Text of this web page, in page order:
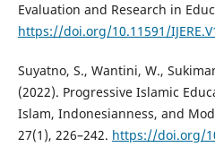
Evaluation and Research in
https://doi.org/10.11591/
Suyatno, S., Wantini, W.,
(2022). Progressive Islamic
Islam, Indonesianness, and
27(1), 226–242. https://doi.org/